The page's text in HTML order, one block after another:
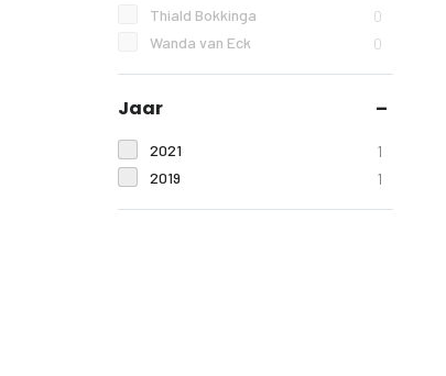
Thiald Bokkinga 0
Wanda van Eck 0
Jaar
2021 1
2019 1